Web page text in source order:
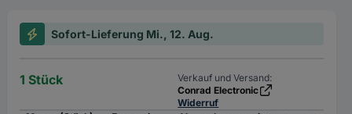
Sofort-Lieferung Mi., 12. Aug.
1 Stück
Verkauf und Versand:
Conrad Electronic
Widerruf